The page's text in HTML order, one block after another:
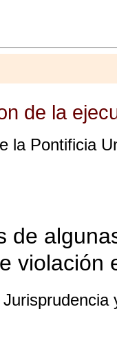
de la
la Pontificia
de
violación